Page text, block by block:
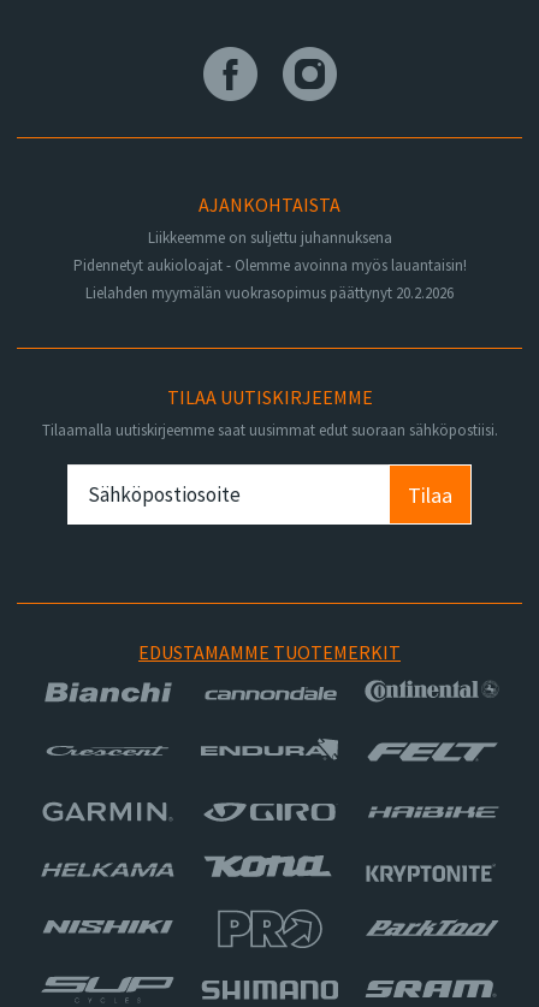
AJANKOHTAISTA
Liikkeemme on suljettu juhannuksena
Pidennetyt aukioloajat - Olemme avoinna myös lauantaisin!
Lielahden myymälän vuokrasopimus päättynyt 20.2.2026
TILAA UUTISKIRJEEMME
Tilaamalla uutiskirjeemme saat uusimmat edut suoraan sähköpostiisi.
Tilaa
EDUSTAMAMME TUOTEMERKIT